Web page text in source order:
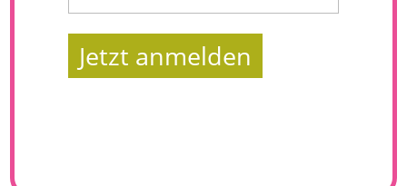
Jetzt anmelden